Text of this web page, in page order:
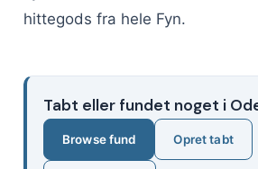
hittegods fra hele Fyn.
Tabt eller fundet noget i
Browse fund Opret tabt